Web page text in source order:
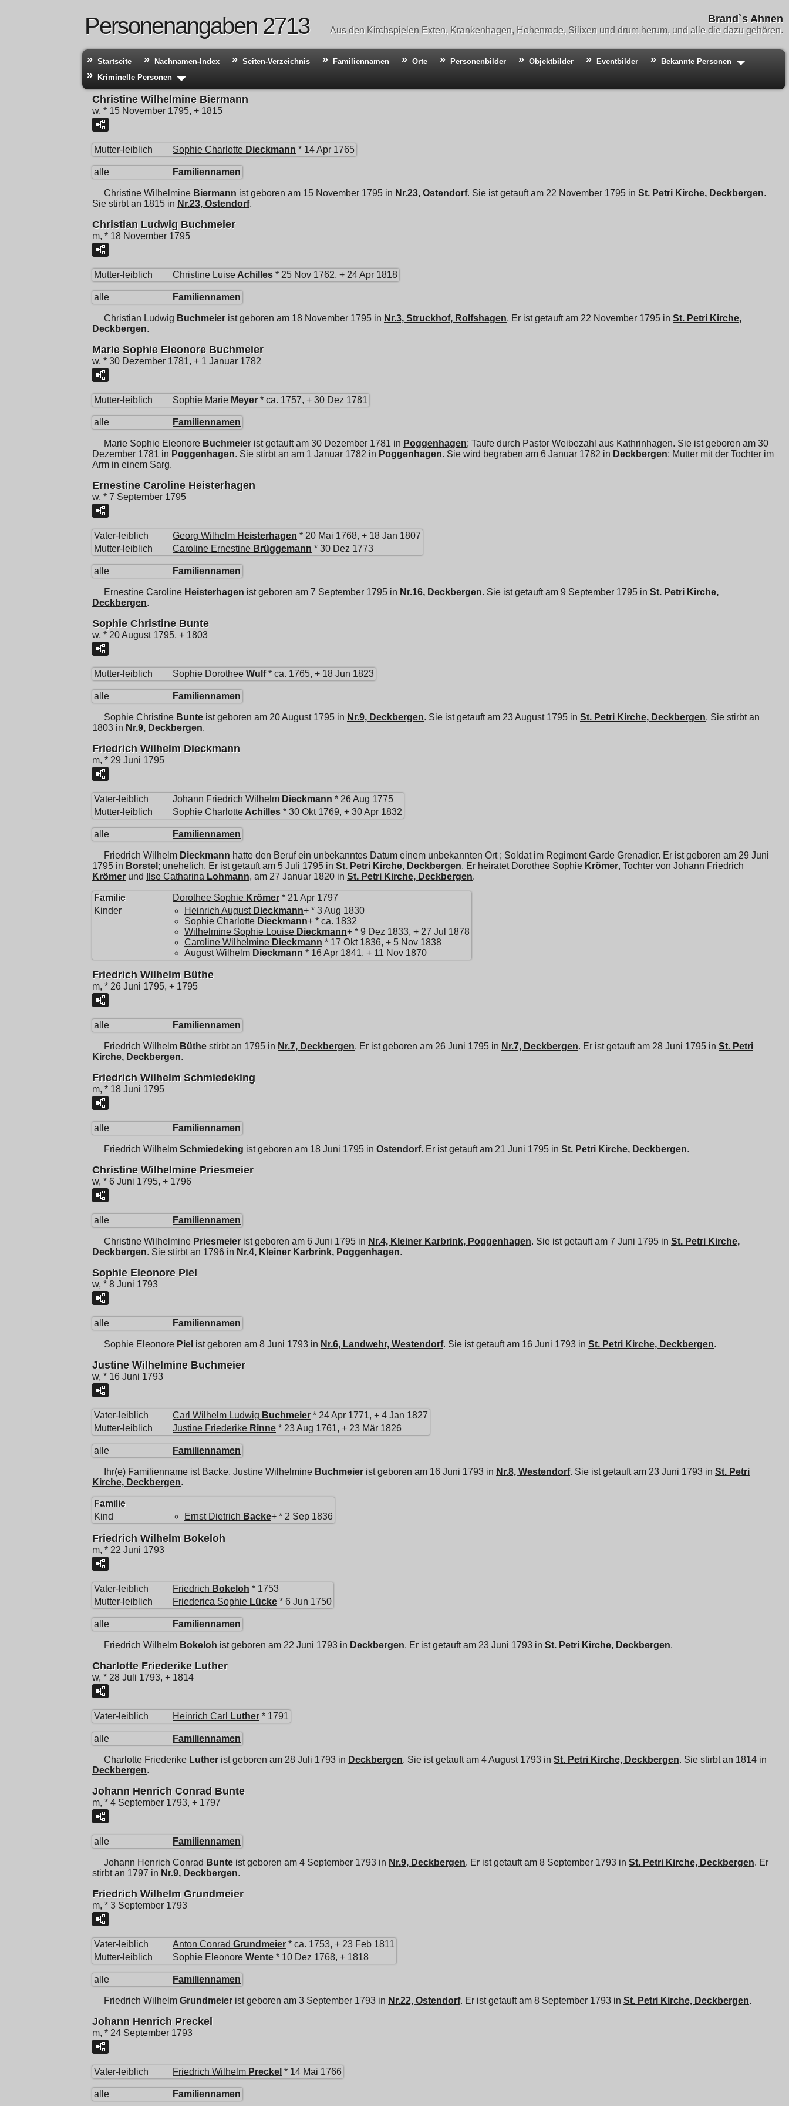
Brand`s Ahnen
Aus den Kirchspielen Exten, Krankenhagen, Hohenrode, Silixen und drum herum, und alle die dazu gehören.
Personenangaben 2713
Startseite Nachnamen-Index Seiten-Verzeichnis Familiennamen Orte Personenbilder Objektbilder Eventbilder
Bekannte Personen
Kriminelle Personen
Christine Wilhelmine Biermann
w, * 15 November 1795, + 1815
Mutter-leiblich Sophie Charlotte Dieckmann * 14 Apr 1765
alle Familiennamen
Christine Wilhelmine Biermann ist geboren am 15 November 1795 in Nr.23, Ostendorf. Sie ist getauft am 22 November 1795 in St. Petri Kirche, Deckbergen.
Sie stirbt an 1815 in Nr.23, Ostendorf.
Christian Ludwig Buchmeier
m, * 18 November 1795
Mutter-leiblich Christine Luise Achilles * 25 Nov 1762, + 24 Apr 1818
alle Familiennamen
Christian Ludwig Buchmeier ist geboren am 18 November 1795 in Nr.3, Struckhof, Rolfshagen. Er ist getauft am 22 November 1795 in St. Petri Kirche,
Deckbergen.
Marie Sophie Eleonore Buchmeier
w, * 30 Dezember 1781, + 1 Januar 1782
Mutter-leiblich Sophie Marie Meyer * ca. 1757, + 30 Dez 1781
alle Familiennamen
Marie Sophie Eleonore Buchmeier ist getauft am 30 Dezember 1781 in Poggenhagen; Taufe durch Pastor Weibezahl aus Kathrinhagen. Sie ist geboren am 30
Dezember 1781 in Poggenhagen. Sie stirbt an am 1 Januar 1782 in Poggenhagen. Sie wird begraben am 6 Januar 1782 in Deckbergen; Mutter mit der Tochter im
Arm in einem Sarg.
Ernestine Caroline Heisterhagen
w, * 7 September 1795
Vater-leiblich Georg Wilhelm Heisterhagen * 20 Mai 1768, + 18 Jan 1807
Mutter-leiblich
Caroline Ernestine Brüggemann * 30 Dez 1773
alle Familiennamen
Ernestine Caroline Heisterhagen ist geboren am 7 September 1795 in Nr.16, Deckbergen. Sie ist getauft am 9 September 1795 in St. Petri Kirche,
Deckbergen.
Sophie Christine Bunte
w, * 20 August 1795, + 1803
Mutter-leiblich Sophie Dorothee Wulf* ca. 1765, + 18 Jun 1823
alle Familiennamen
Sophie Christine Bunte ist geboren am 20 August 1795 in Nr.9, Deckbergen. Sie ist getauft am 23 August 1795 in St. Petri Kirche, Deckbergen. Sie stirbt an
1803 in Nr.9, Deckbergen.
Friedrich Wilhelm Dieckmann
m, * 29 Juni 1795
Vater-leiblich Johann Friedrich Wilhelm Dieckmann * 26 Aug 1775
Mutter-leiblich
Sophie Charlotte Achilles * 30 Okt 1769, + 30 Apr 1832
alle Familiennamen
Friedrich Wilhelm Dieckmann hatte den Beruf ein unbekanntes Datum einem unbekannten Ort ; Soldat im Regiment Garde Grenadier. Er ist geboren am 29 Juni
1795 in Borstel ; unehelich. Er ist getauft am 5 Juli 1795 in St. Petri Kirche, Deckbergen. Er heiratet Dorothee Sophie Krömer, Tochter von Johann Friedrich
Krömer und Ilse Catharina Lohmann, am 27 Januar 1820 in St. Petri Kirche, Deckbergen.
Familie Dorothee Sophie Krömer * 21 Apr 1797
Kinder
Heinrich August Dieckmann+ * 3 Aug 1830
Sophie Charlotte Dieckmann+ * ca. 1832
Wilhelmine Sophie Louise Dieckmann+ * 9 Dez 1833, + 27 Jul 1878
Caroline Wilhelmine Dieckmann * 17 Okt 1836, + 5 Nov 1838
August Wilhelm Dieckmann * 16 Apr 1841, + 11 Nov 1870
Friedrich Wilhelm Büthe
m, * 26 Juni 1795, + 1795
alle Familiennamen
Friedrich Wilhelm Büthe stirbt an 1795 in Nr.7, Deckbergen. Er ist geboren am 26 Juni 1795 in Nr.7, Deckbergen. Er ist getauft am 28 Juni 1795 in St. Petri
Kirche, Deckbergen.
Friedrich Wilhelm Schmiedeking
m, * 18 Juni 1795
alle Familiennamen
Friedrich Wilhelm Schmiedeking ist geboren am 18 Juni 1795 in Ostendorf. Er ist getauft am 21 Juni 1795 in St. Petri Kirche, Deckbergen.
Christine Wilhelmine Priesmeier
w, * 6 Juni 1795, + 1796
alle Familiennamen
Christine Wilhelmine Priesmeier ist geboren am 6 Juni 1795 in Nr.4, Kleiner Karbrink, Poggenhagen. Sie ist getauft am 7 Juni 1795 in St. Petri Kirche,
Deckbergen. Sie stirbt an 1796 in Nr.4, Kleiner Karbrink, Poggenhagen.
Sophie Eleonore Piel
w, * 8 Juni 1793
alle Familiennamen
Sophie Eleonore Piel ist geboren am 8 Juni 1793 in Nr.6, Landwehr, Westendorf. Sie ist getauft am 16 Juni 1793 in St. Petri Kirche, Deckbergen.
Justine Wilhelmine Buchmeier
w, * 16 Juni 1793
Vater-leiblich Carl Wilhelm Ludwig Buchmeier * 24 Apr 1771, + 4 Jan 1827
Mutter-leiblich
Justine Friederike Rinne * 23 Aug 1761, + 23 Mär 1826
alle Familiennamen
Ihr(e) Familienname ist Backe. Justine Wilhelmine Buchmeier ist geboren am 16 Juni 1793 in Nr.8, Westendorf. Sie ist getauft am 23 Juni 1793 in St. Petri
Kirche, Deckbergen.
Familie
Kind
Ernst Dietrich Backe+ * 2 Sep 1836
Friedrich Wilhelm Bokeloh
m, * 22 Juni 1793
Vater-leiblich Friedrich Bokeloh * 1753
Mutter-leiblich
Friederica Sophie Lücke * 6 Jun 1750
alle Familiennamen
Friedrich Wilhelm Bokeloh ist geboren am 22 Juni 1793 in Deckbergen. Er ist getauft am 23 Juni 1793 in St. Petri Kirche, Deckbergen.
Charlotte Friederike Luther
w, * 28 Juli 1793, + 1814
Vater-leiblich Heinrich Carl Luther * 1791
alle Familiennamen
Charlotte Friederike Luther ist geboren am 28 Juli 1793 in Deckbergen. Sie ist getauft am 4 August 1793 in St. Petri Kirche, Deckbergen. Sie stirbt an 1814 in
Deckbergen.
Johann Henrich Conrad Bunte
m, * 4 September 1793, + 1797
alle Familiennamen
Johann Henrich Conrad Bunte ist geboren am 4 September 1793 in Nr.9, Deckbergen. Er ist getauft am 8 September 1793 in St. Petri Kirche, Deckbergen. Er
stirbt an 1797 in Nr.9, Deckbergen.
Friedrich Wilhelm Grundmeier
m, * 3 September 1793
Vater-leiblich Anton Conrad Grundmeier * ca. 1753, + 23 Feb 1811
Mutter-leiblich
Sophie Eleonore Wente * 10 Dez 1768, + 1818
alle Familiennamen
Friedrich Wilhelm Grundmeier ist geboren am 3 September 1793 in Nr.22, Ostendorf. Er ist getauft am 8 September 1793 in St. Petri Kirche, Deckbergen.
Johann Henrich Preckel
m, * 24 September 1793
Vater-leiblich Friedrich Wilhelm Preckel * 14 Mai 1766
alle Familiennamen